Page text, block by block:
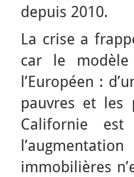
depuis 2010.
La crise a
car le
l’Européen :
pauvres et les
Californie
immobilières